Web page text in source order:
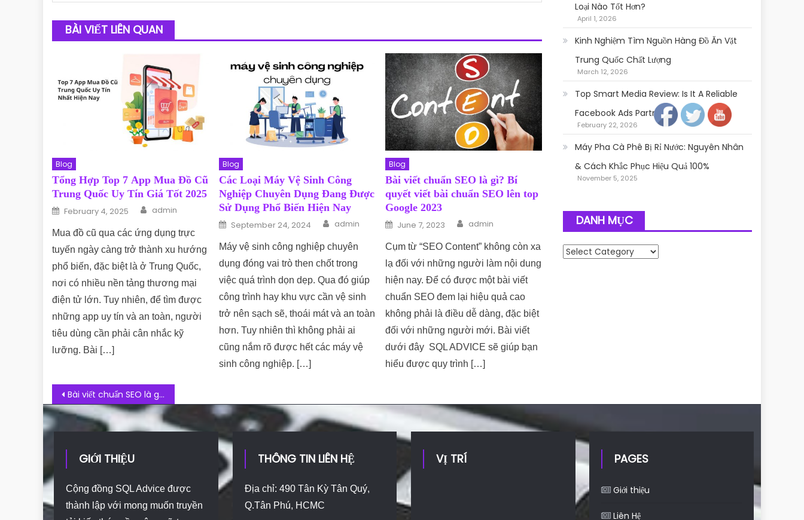
BÀI VIẾT LIÊN QUAN
Blog
Tổng Hợp Top 7 App Mua Đồ Cũ
Trung Quốc Uy Tín Giá Tốt 2025
Posted on
February 4, 2025 Author
admin
Mua đồ cũ qua các ứng dụng trực
tuyến ngày càng trở thành xu hướng
phổ biến, đặc biệt là ở Trung Quốc,
nơi có nhiều nền tảng thương mại
điện tử lớn. Tuy nhiên, để tìm được
những app uy tín và an toàn, người
tiêu dùng cần phải cân nhắc kỹ
lưỡng. Bài […]
Blog
Các Loại Máy Vệ Sinh Công
Nghiệp Chuyên Dụng Đang Được
Sử Dụng Phổ Biến Hiện Nay
Posted on
September 24, 2024 Author
admin
Máy vệ sinh công nghiệp chuyên
dụng đóng vai trò then chốt trong
việc quá trình dọn dẹp. Qua đó giúp
công trình hay khu vực cần vệ sinh
trở nên sạch sẽ, thoái mát và an toàn
hơn. Tuy nhiên thì không phải ai
cũng nắm rõ được hết các máy vệ
sinh công nghiệp. […]
Blog
Bài viết chuẩn SEO là gì? Bí
quyết viết bài chuẩn SEO lên top
Google 2023
Posted on
June 7, 2023 Author
admin
Cụm từ “SEO Content” không còn xa
lạ đối với những người làm nội dung
hiện nay. Để có được một bài viết
chuẩn SEO đem lại hiệu quả cao
không phải là điều dễ dàng, đặc biệt
đối với những người mới. Bài viết
dưới đây SQL ADVICE sẽ giúp bạn
hiểu được quy trình […]
Post navigation
Bài viết chuẩn SEO là gì? Bí quyết viết bài chuẩn SEO lên top Google 2023
Loại Nào Tốt Hơn?
April 1, 2026
Kinh Nghiệm Tìm Nguồn Hàng Đồ Ăn Vặt
Trung Quốc Chất Lượng
March 12, 2026
Top Smart Media Review: Is It A Reliable
Facebook Ads Partner?
February 22, 2026
Máy Pha Cà Phê Bị Rỉ Nước: Nguyên Nhân
& Cách Khắc Phục Hiệu Quả 100%
November 5, 2025
DANH MỤC
Danh mục
GIỚI THIỆU
Cộng đồng SQL Advice được
thành lập với mong muốn truyền
THÔNG TIN LIÊN HỆ
Địa chỉ: 490 Tân Kỳ Tân Quý,
Q.Tân Phú, HCMC
VỊ TRÍ PAGES
Giới thiệu
Liên Hệ
Follow